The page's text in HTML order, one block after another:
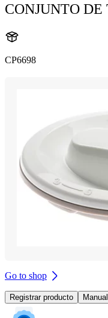
CONJUNTO
CP6698
Go to shop
Registrar producto